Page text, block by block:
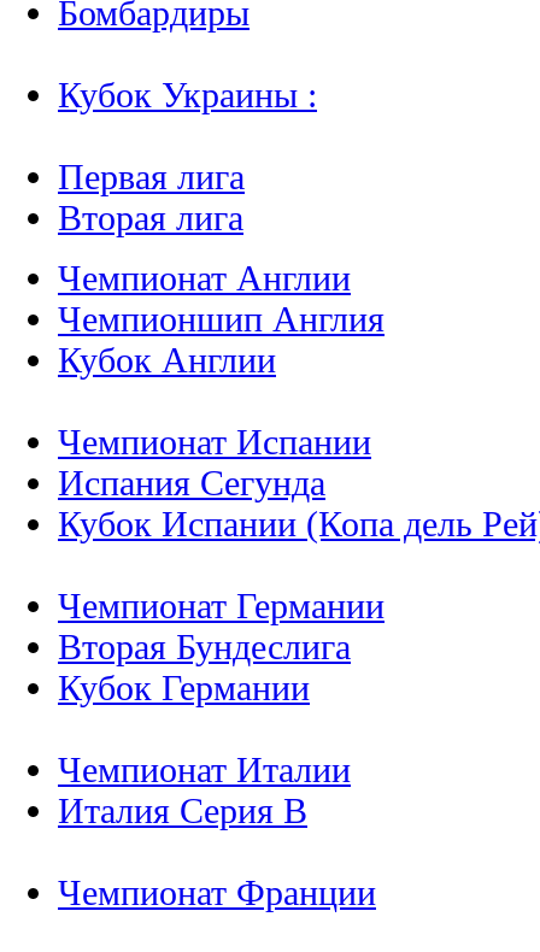
Бомбардиры
Кубок Украины :
Первая лига
Вторая лига
Чемпионат Англии
Чемпионшип Англия
Кубок Англии
Чемпионат Испании
Испания Сегунда
Кубок Испании (Копа дель
Чемпионат Германии
Вторая Бундеслига
Кубок Германии
Чемпионат Италии
Италия Серия B
Чемпионат Франции